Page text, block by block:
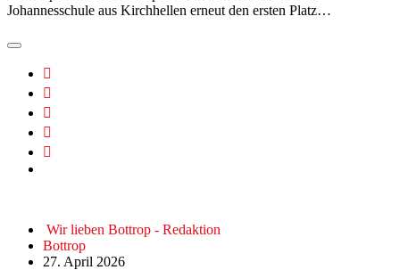
Johannesschule aus Kirchhellen erneut den ersten Platz…
Wir lieben Bottrop - Redaktion
Bottrop
27. April 2026